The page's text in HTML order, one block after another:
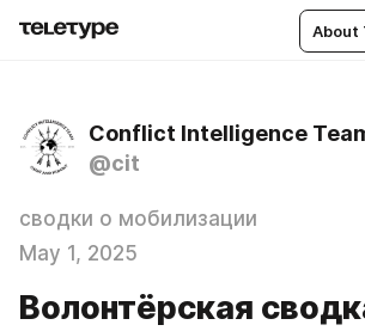
About
Conflict Intelligence
@cit
сводки о мобилизации
May 1, 2025
Волонтёрская